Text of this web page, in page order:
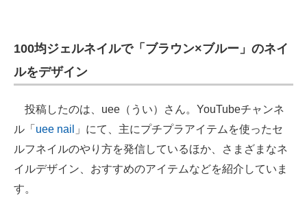
100均ジェルネイルで「ブラウン×ブルー」のネイ
ルをデザイン
投稿したのは、uee（うい）さん。YouTubeチャンネ
ル「 uee nail
」にて、主にプチプラアイテムを使ったセ
ルフネイルのやり方を発信しているほか、さまざまなネ
イルデザイン、おすすめのアイテムなどを紹介していま
す。